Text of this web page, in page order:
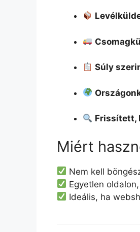
Súly
Frissített,
Miért
Nem kell
Egyetlen
Ideális, ha